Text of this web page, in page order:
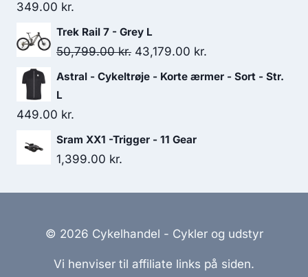
349.00 kr.
Trek Rail 7 - Grey L
50,799.00kr. Original
price
43,179.00 kr.
price
Astral - Cykeltrøje - Korte ærmer - Sort - Str.
L
449.00 kr.
Sram XX1 -Trigger - 11 Gear
1,399.00 kr.
© 2026 Cykelhandel - Cykler og udstyr
Vi henviser til affiliate links på siden.